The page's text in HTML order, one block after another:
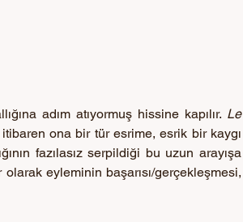
adım atıyormuş hissine kapılır. Le
ona bir tür esrime, esrik bir kaygı
fazılasız serpildiği bu uzun arayışa
eyleminin başarısı/gerçekleşmesi,